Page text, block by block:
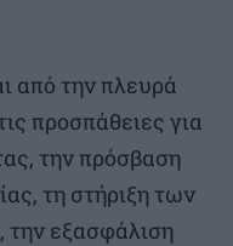
από την πλευρά
προσπάθειες για
την πρόσβαση
τη στήριξη των
την εξασφάλιση